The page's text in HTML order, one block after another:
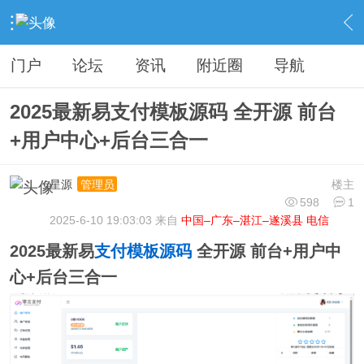
› 分类信息 › 源码模板 › 内容
门户 论坛 资讯 附近圈 导航
2025最新易支付模板源码 全开源 前台
+用户中心+后台三合一
楼主
星源
管理员
598
1
2025-6-10 19:03:03 来自 中国–广东–湛江–遂溪县 电信
2025最新易支付模板源码全开源 前台+用户中
心+后台三合一